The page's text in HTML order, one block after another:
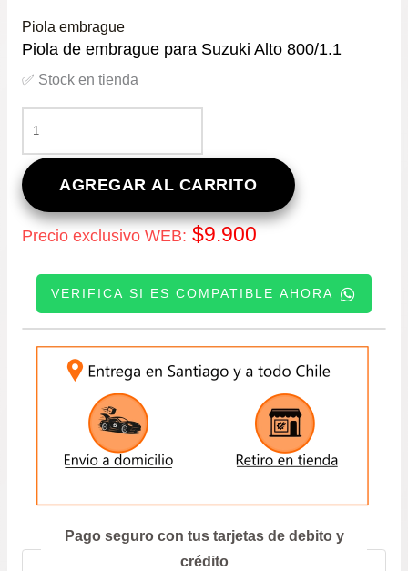
Piola embrague
Piola de embrague para Suzuki Alto 800/1.1
✅ Stock en tienda
DE
EMBRAGUE
PARA
SUZUKI
ALTO
800/1.1
AGREGAR AL CARRITO
Precio exclusivo WEB: $9.900
VERIFICA SI ES COMPATIBLE AHORA
Pago seguro con tus tarjetas de debito y
crédito